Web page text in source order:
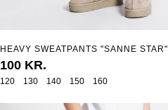
120 130 140 150 160
HEAVY SWEATPANTS "SANNE STAR"
100 KR.